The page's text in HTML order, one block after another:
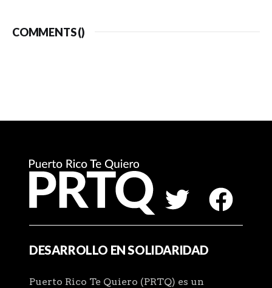
COMMENTS ()
DESARROLLO EN SOLIDARIDAD
Puerto Rico Te Quiero (PRTQ) es un